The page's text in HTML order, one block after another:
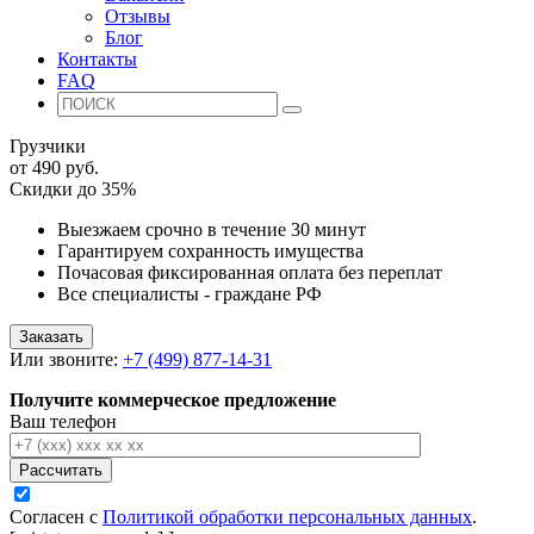
Отзывы
Блог
Контакты
FAQ
Грузчики
от 490 руб.
Скидки до 35%
Выезжаем срочно в течение 30 минут
Гарантируем сохранность имущества
Почасовая фиксированная оплата без переплат
Все специалисты - граждане РФ
Заказать
Или звоните: +7 (499) 877-14-31
Получите коммерческое предложение
Ваш телефон
Рассчитать
Согласен с Политикой обработки персональных данных.